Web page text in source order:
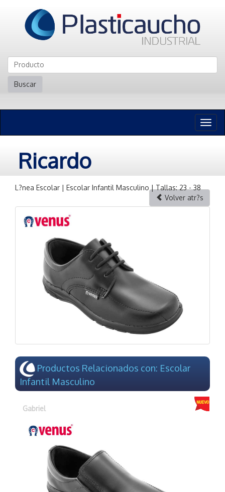
Buscar
n
Ricardo
L?nea Escolar | Escolar Infantil Masculino | Tallas: 23 - 38
Volver atr?s
Productos Relacionados con: Escolar
Infantil Masculino
Gabriel